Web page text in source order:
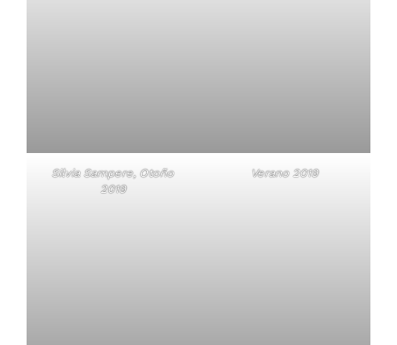
Silvia Sampere, Otoño
2019
Verano 2019